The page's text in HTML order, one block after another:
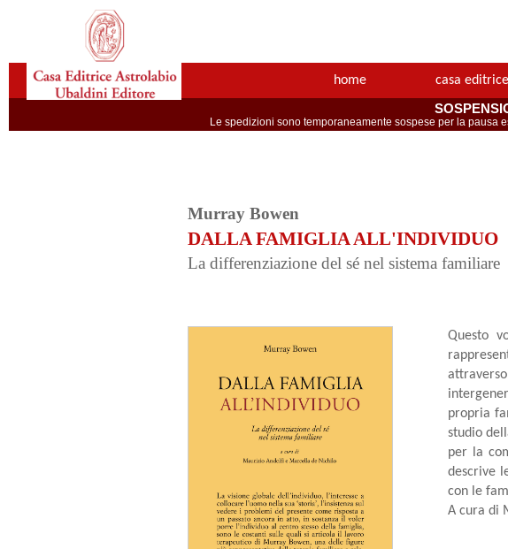
home casa editrice
Le spedizioni sono temporaneamente sospese per la pausa
Murray Bowen
DALLA FAMIGLIA ALL'INDIVIDUO
La differenziazione del sé nel sistema familiare
Questo
propria
studio
per la
descrive
con le
A cura di